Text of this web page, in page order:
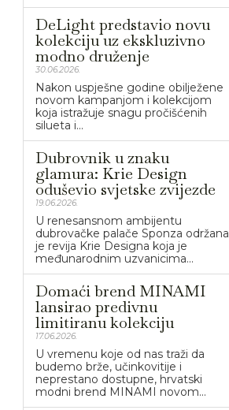
DeLight predstavio novu
kolekciju uz ekskluzivno
modno druženje
30.06.2026.
Nakon uspješne godine obilježene
novom kampanjom i kolekcijom
koja istražuje snagu pročišćenih
silueta i...
Dubrovnik u znaku
glamura: Krie Design
oduševio svjetske zvijezde
19.06.2026.
U renesansnom ambijentu
dubrovačke palače Sponza održana
je revija Krie Designa koja je
međunarodnim uzvanicima...
Domaći brend MINAMI
lansirao predivnu
limitiranu kolekciju
17.06.2026.
U vremenu koje od nas traži da
budemo brže, učinkovitije i
neprestano dostupne, hrvatski
modni brend MINAMI novom...